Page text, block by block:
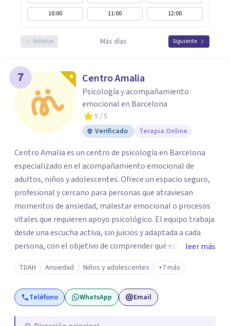
10:00
11:00 12:00
Anterior Más días Siguiente
7 Centro Amalia
Psicología y acompañamiento
emocional en Barcelona
5 / 5
Verificado
Terapia Online
Centro Amalia es un centro de psicología en Barcelona
especializado en el acompañamiento emocional de
adultos, niños y adolescentes. Ofrece un espacio seguro,
profesional y cercano para personas que atraviesan
momentos de ansiedad, malestar emocional o procesos
vitales que requieren apoyo psicológico. El equipo trabaja
desde una escucha activa, sin juicios y adaptada a cada
persona, con el objetivo de comprender qué está
ocurriendo y facilitar herramientas para avanzar con
mayor equilibrio y bienestar. La intervención se realiza en
un entorno confidencial y tranquilo, cuidando el ritmo y
las necesidades de cada proceso terapéutico. En Centro
leer más
TDAH Ansiedad Niños y adolescentes +7 más
Teléfono WhatsApp Email